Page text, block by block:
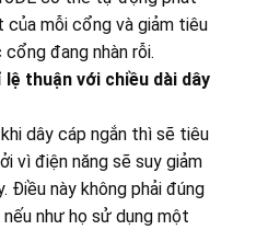
của mỗi cổng và giảm tiêu
đang nhàn rỗi.
thuận với chiều dài dây
dây cáp ngắn thì sẽ tiêu
vì điện năng sẽ suy giảm
Điều này không phải đúng
như họ sử dụng một